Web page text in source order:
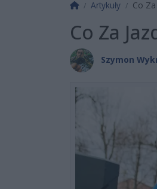
Strona główna
Artykuły Co
Co Za
Szymon